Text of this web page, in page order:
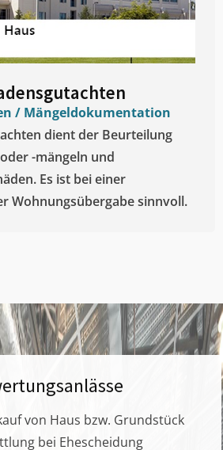
/ Mängeldokumentation
dient der Beurteilung
-mängeln und
Es ist bei einer
Wohnungsübergabe sinnvoll.
von Haus bzw. Grundstück
bei Ehescheidung